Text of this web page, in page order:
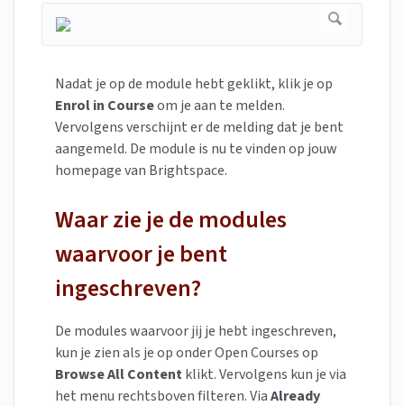
Nadat je op de module hebt geklikt, klik je op
Enrol in Courseom je aan te melden.
Vervolgens verschijnt er de melding dat je bent
aangemeld. De module is nu te vinden op jouw
homepage van Brightspace.
Waar zie je de modules
waarvoor je bent
ingeschreven?
De modules waarvoor jij je hebt ingeschreven,
kun je zien als je op onder Open Courses op
Browse All Contentklikt. Vervolgens kun je via
het menu rechtsboven filteren. ViaAlready